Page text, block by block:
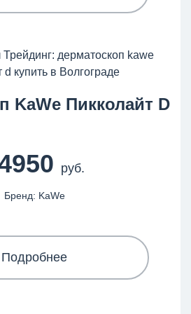
KaWe Пикколайт D
руб.
Бренд: KaWe
Подробнее